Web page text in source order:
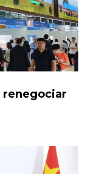
renegociar